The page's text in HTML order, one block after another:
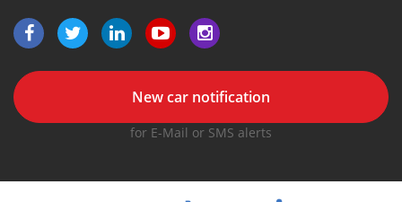
New car notification
for E-Mail or SMS alerts